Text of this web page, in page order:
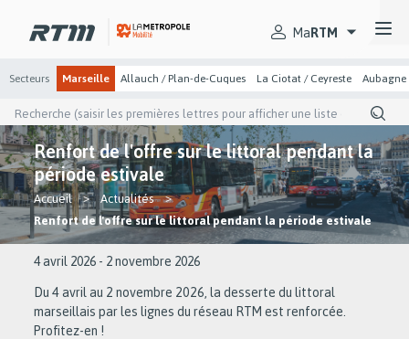
principal
contenu
principal
Secteurs Marseille Allauch / Plan-de-Cuques La Ciotat / Ceyreste Aubagne
Recherche
(saisir
les
premières
lettres
pour
afficher
une
liste
de
MaRTM
Renfort de l'offre sur le littoral pendant la
période estivale
You
are
here
Accueil
Actualités
Renfort de l'offre sur le littoral pendant la période estivale
Date
l’événement
4 avril 2026 - 2 novembre 2026
Du 4 avril au 2 novembre 2026, la desserte du littoral
marseillais par les lignes du réseau RTM est renforcée.
Profitez-en !